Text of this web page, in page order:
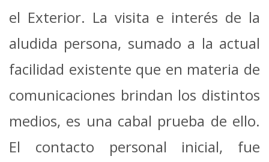
el Exterior. La visita e interés de la
aludida persona, sumado a la actual
facilidad existente que en materia de
comunicaciones brindan los distintos
medios, es una cabal prueba de ello.
El contacto personal inicial, fue